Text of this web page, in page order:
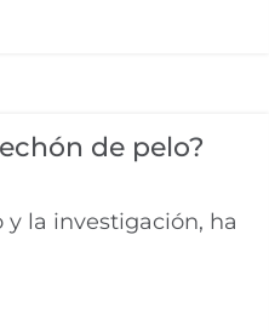
de pelo?
la investigación, ha